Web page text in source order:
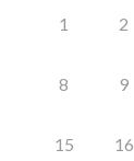
1 2
8 9
15 16